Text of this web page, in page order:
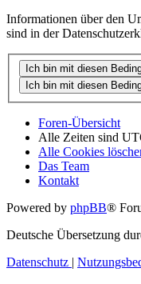
Informationen über den
sind in der
Foren-Übersicht
Alle Zeiten sind
Alle Cookies
Das Team
Kontakt
Powered by phpBB®
Deutsche Übersetzung
Datenschutz |